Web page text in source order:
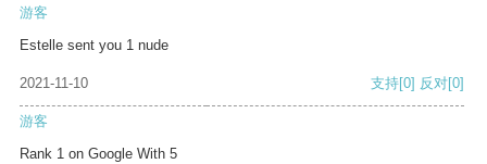
游客
Estelle sent you 1 nude
2021-11-10 支持[0] 反对[0]
游客
Rank 1 on Google With 5